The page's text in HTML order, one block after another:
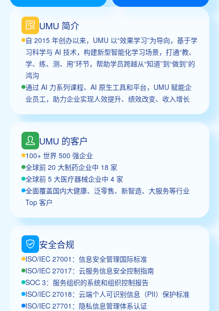
UMU 简介
自 2015 年创办以来，UMU 以“效果学习”为导向，基于学
习科学与 AI 技术，构建新型智能化学习场景，打通“教、
学、练、测、用”环节，帮助学员跨越从“知道”到“做到”的
鸿沟
通过 AI 力系列课程、AI 原生工具和平台，UMU 赋能企
业员工，助力企业实现人效提升、绩效改变、收入增长
UMU 的客户
100+ 世界 500 强企业
全球前 20 大制药企业中 18 家
全球前 5 大医疗器械企业中 4 家
全面覆盖国内大健康、泛零售、新智造、大服务等行业
Top 客户
安全合规
ISO/IEC 27001：信息安全管理国际标准
ISO/IEC 27017：云服务信息安全控制指南
SOC 3：服务组织的系统和组织控制报告
ISO/IEC 27018：云端个人可识别信息（PII）保护标准
ISO/IEC 27701：隐私信息管理体系认证